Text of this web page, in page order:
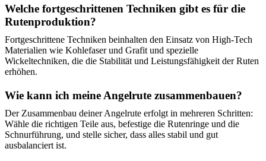
Welche fortgeschrittenen Techniken gibt es für die
Rutenproduktion?
Fortgeschrittene Techniken beinhalten den Einsatz von High-Tech
Materialien wie Kohlefaser und Grafit und spezielle
Wickeltechniken, die die Stabilität und Leistungsfähigkeit der Ruten
erhöhen.
Wie kann ich meine Angelrute zusammenbauen?
Der Zusammenbau deiner Angelrute erfolgt in mehreren Schritten:
Wähle die richtigen Teile aus, befestige die Rutenringe und die
Schnurführung, und stelle sicher, dass alles stabil und gut
ausbalanciert ist.